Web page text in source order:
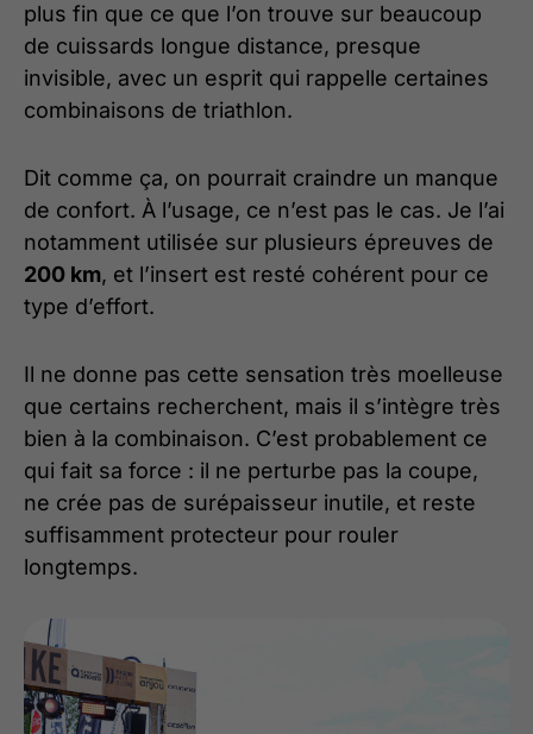
plus fin que ce que l’on trouve sur beaucoup
de cuissards longue distance, presque
invisible, avec un esprit qui rappelle certaines
combinaisons de triathlon.
Dit comme ça, on pourrait craindre un manque
de confort. À l’usage, ce n’est pas le cas. Je l’ai
notamment utilisée sur plusieurs épreuves de
200 km, et l’insert est resté cohérent pour ce
type d’effort.
Il ne donne pas cette sensation très moelleuse
que certains recherchent, mais il s’intègre très
bien à la combinaison. C’est probablement ce
qui fait sa force : il ne perturbe pas la coupe,
ne crée pas de surépaisseur inutile, et reste
suffisamment protecteur pour rouler
longtemps.